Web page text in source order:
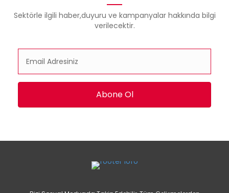
Sektörle ilgili haber,duyuru ve kampanyalar hakkında bilgi
verilecektir.
Abone Ol